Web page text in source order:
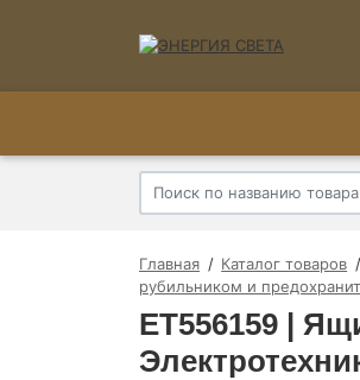
Главная Каталог товаров
рубильником и
ET556159 |